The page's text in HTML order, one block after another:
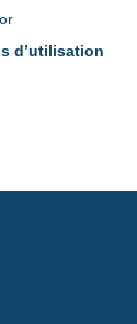
d’utilisation